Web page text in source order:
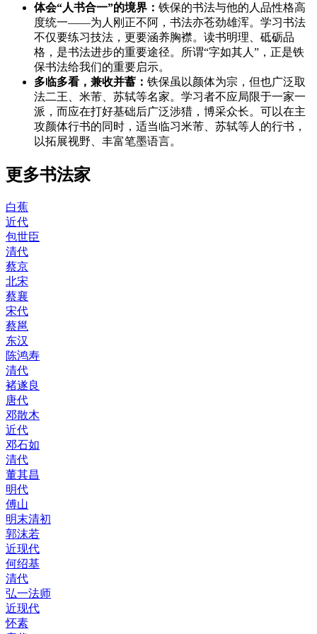
体会“人书合一”的境界： 铁保的书法与他的人品性格高
度统一——为人刚正不阿，书法亦苍劲雄浑。学习书法
不仅要练习技法，更要涵养胸襟。读书明理、砥砺品
格，是书法进步的重要途径。所谓“字如其人”，正是铁
保书法给我们的重要启示。
多临多看，兼收并蓄： 铁保虽以颜体为宗，但也广泛取
法二王、米芾、苏轼等名家。学习者不应局限于一家一
派，而应在打好基础后广泛涉猎，博采众长。可以在主
攻颜体行书的同时，适当临习米芾、苏轼等人的行书，
以拓展视野、丰富笔墨语言。
更多书法家
白蕉
近代
包世臣
清代
蔡京
北宋
蔡襄
宋代
蔡邕
东汉
陈鸿寿
清代
褚遂良
唐代
邓散木
近代
邓石如
清代
董其昌
明代
傅山
明末清初
郭沫若
近现代
何绍基
清代
弘一法师
近现代
怀素